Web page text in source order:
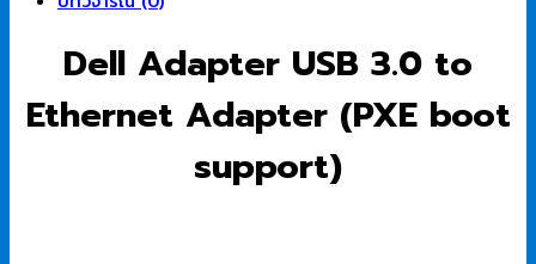
Dell Adapter USB 3.0 to
Ethernet Adapter (PXE boot
support)